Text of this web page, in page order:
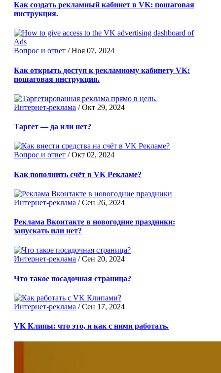
Как создать рекламный кабинет в VK: пошаговая
инструкция.
Вопрос и ответ /Ноя 07, 2024
Как открыть доступ к рекламному кабинету VK:
пошаговая инструкция.
Интернет-реклама /Окт 29, 2024
Таргет — да или нет?
Вопрос и ответ /Окт 02, 2024
Как пополнить счёт в VK Рекламе?
Интернет-реклама /Сен 26, 2024
Реклама Вконтакте в новогодние праздники:
запускать или нет?
Интернет-реклама /Сен 20, 2024
Что такое посадочная страница?
Интернет-реклама /Сен 17, 2024
VK Клипы: что это, и как с ними работать.